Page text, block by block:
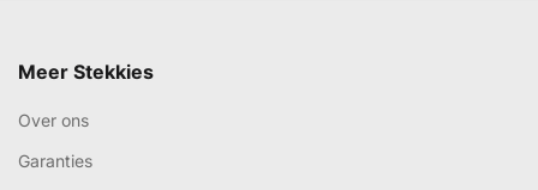
Meer Stekkies
Over ons
Garanties